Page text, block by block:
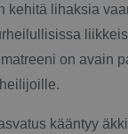
kehitä lihaksia
on avain
kääntyy